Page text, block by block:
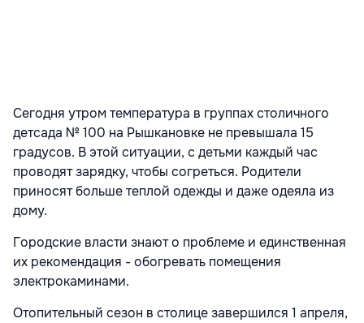
Сегодня утром температура в группах столичного
детсада № 100 на Рышкановке не превышала 15
градусов. В этой ситуации, с детьми каждый час
проводят зарядку, чтобы согреться. Родители
приносят больше теплой одежды и даже одеяла из
дому.
Городские власти знают о проблеме и единственная
их рекомендация - обогревать помещения
электрокаминами.
Отопительный сезон в столице завершился 1 апреля,